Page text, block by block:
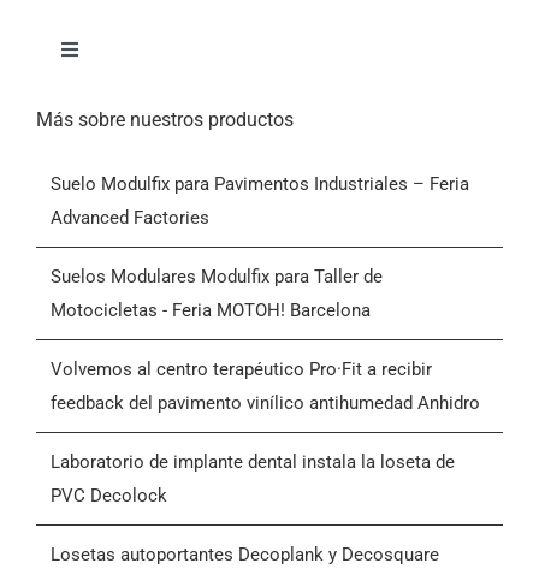
navegación
Productos
Quiénes somos
Contactar
Condiciones Generales de Venta (CGV)
Suelo Modulfix para Pavimentos Industriales – Feria
Advanced Factories
Suelos Modulares Modulfix para Taller de
Motocicletas - Feria MOTOH! Barcelona
Volvemos al centro terapéutico Pro·Fit a recibir
feedback del pavimento vinílico antihumedad Anhidro
Laboratorio de implante dental instala la loseta de
PVC Decolock